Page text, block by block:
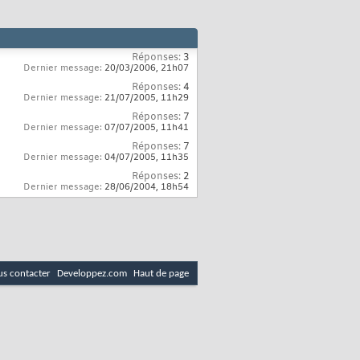
Réponses: 3
Dernier message: 20/03/2006, 21h07
Réponses:4
Dernier message: 21/07/2005, 11h29
Réponses: 7
Dernier message: 07/07/2005, 11h41
Réponses: 7
Dernier message: 04/07/2005, 11h35
Réponses: 2
Dernier message: 28/06/2004, 18h54
contacter Developpez.com Haut de page